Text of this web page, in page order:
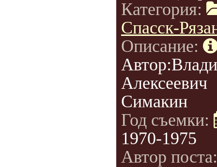
Категория:
Спасск-
Описание:
Алексеевич
Симакин
Год съемки:
1970-1975
Автор